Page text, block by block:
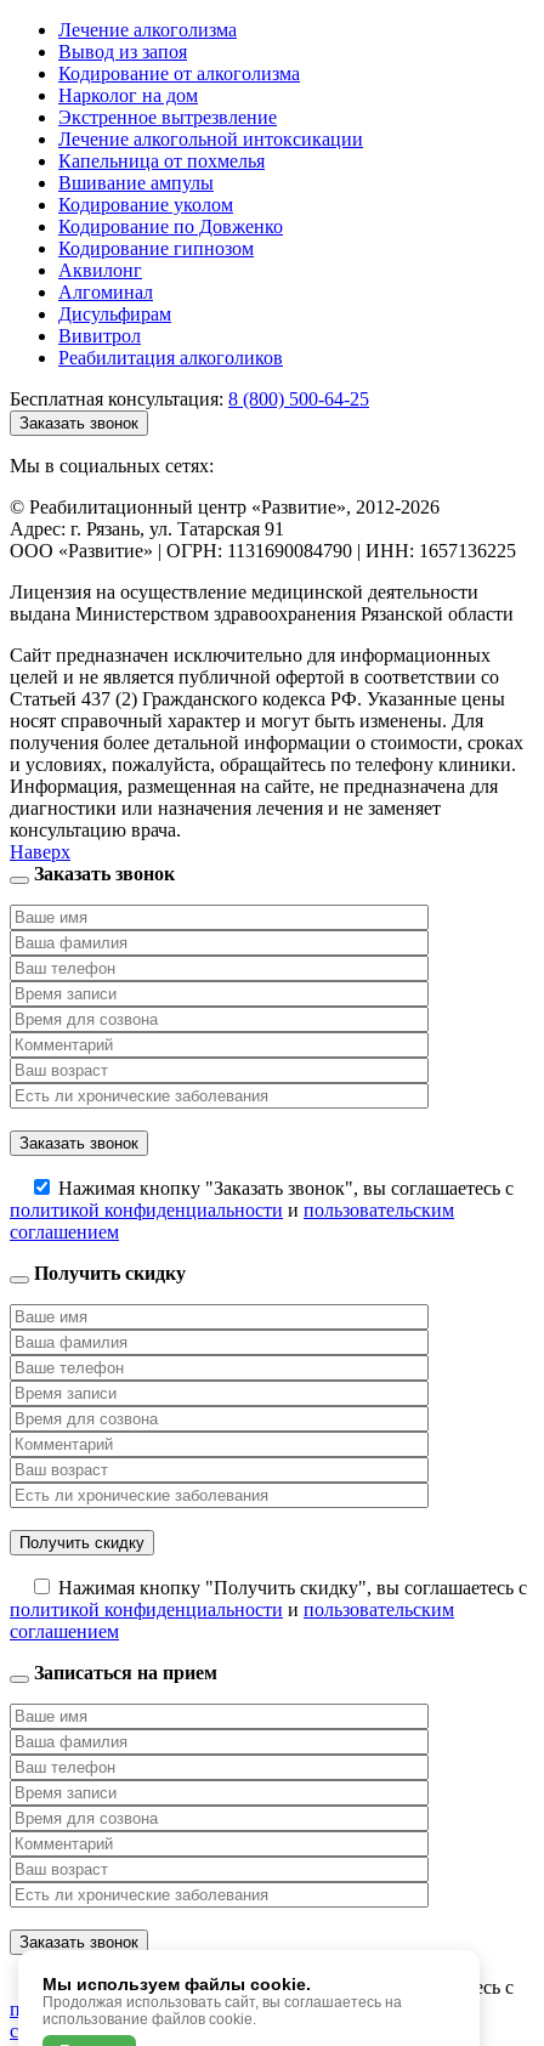
Лечение алкоголизма
Вывод из запоя
Кодирование от алкоголизма
Нарколог на дом
Экстренное вытрезвление
Лечение алкогольной интоксикации
Капельница от похмелья
Вшивание ампулы
Кодирование уколом
Кодирование по Довженко
Кодирование гипнозом
Аквилонг
Алгоминал
Дисульфирам
Вивитрол
Реабилитация алкоголиков
Бесплатная консультация: 8 (800) 500-64-25
Заказать звонок
Мы в социальных сетях:
© Реабилитационный центр «Развитие», 2012-2026
Адрес: г. Рязань, ул. Татарская 91
ООО «Развитие» | ОГРН: 1131690084790 | ИНН: 1657136225
Лицензия на осуществление медицинской деятельности
выдана Министерством здравоохранения Рязанской области
Сайт предназначен исключительно для информационных
целей и не является публичной офертой в соответствии со
Статьей 437 (2) Гражданского кодекса РФ. Указанные цены
носят справочный характер и могут быть изменены. Для
получения более детальной информации о стоимости, сроках
и условиях, пожалуйста, обращайтесь по телефону клиники.
Информация, размещенная на сайте, не предназначена для
диагностики или назначения лечения и не заменяет
консультацию врача.
Наверх
Заказать звонок
Нажимая кнопку "Заказать звонок", вы соглашаетесь с
политикой конфиденциальности и пользовательским
соглашением
Получить скидку
Нажимая кнопку "Получить скидку", вы соглашаетесь с
политикой конфиденциальности и пользовательским
соглашением
Записаться на прием
Нажимая кнопку "Заказать звонок", вы соглашаетесь с
политикой конфиденциальности ипользовательским
соглашением
Мы используем файлы cookie.
Продолжая использовать сайт, вы соглашаетесь на
использование файлов cookie.